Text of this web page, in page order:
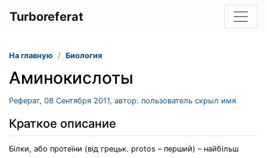
Turboreferat
На главную Биология
Аминокислоты
Реферат, 08 Сентября 2011, автор: пользователь скрыл имя
Краткое описание
Білки, або протеїни (від грецьк. protos – перший) – найбільш